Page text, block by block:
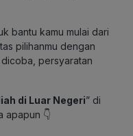
bantu kamu mulai dari
pilihanmu dengan
persyaratan
di Luar Negeri” di
apapun 👇